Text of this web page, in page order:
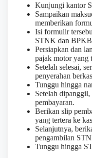
Kunjungi kantor
Sampaikan
memberikan
Isi formulir
STNK dan
Persiapkan dan
pajak motor yang
Setelah selesai,
penyerahan
Tunggu hingga
Setelah
pembayaran.
Berikan slip
yang tertera ke
Selanjutnya,
pengambilan
Tunggu hingga